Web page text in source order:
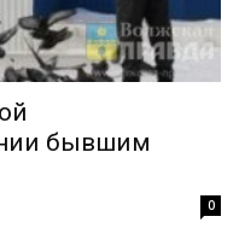
бывшим
0